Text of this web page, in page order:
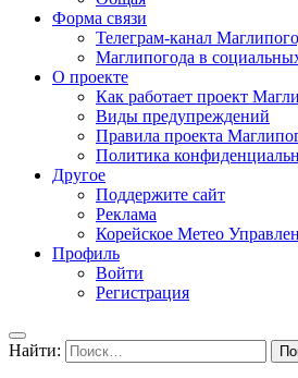
Форма связи
Телеграм-канал
Маглипогода в
О проекте
Как работает проект
Виды предупреждений
Правила проекта
Политика
Другое
Поддержите сайт
Реклама
Корейское Метео
Профиль
Войти
Регистрация
Найти: